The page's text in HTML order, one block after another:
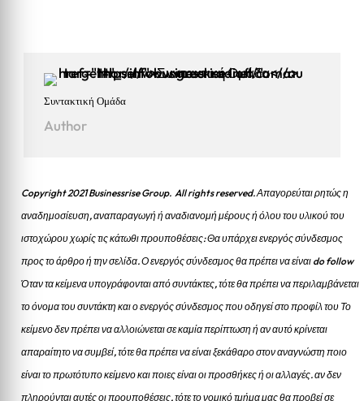
Συντακτική Ομάδα
Author
Copyright 2021 Businessrise Group. All rights reserved. Απαγορεύται ρητώς η
αναδημοσίευση, αναπαραγωγή ή αναδιανομή μέρους ή όλου του υλικού του
ιστοχώρου χωρίς τις κάτωθι προυποθέσεις: Θα υπάρχει ενεργός σύνδεσμος
προς το άρθρο ή την σελίδα.Ο ενεργός σύνδεσμος θα πρέπει να είναι do follow
Όταν τα κείμενα υπογράφονται από συντάκτες, τότε θα πρέπει να περιλαμβάνεται
το όνομα του συντάκτη και ο ενεργός σύνδεσμος που οδηγεί στο προφίλ του Το
κείμενο δεν πρέπει να αλλοιώνεται σε καμία περίπτωση ή αν αυτό κρίνεται
απαραίτητο να συμβεί, τότε θα πρέπει να είναι ξεκάθαρο στον αναγνώστη ποιο
είναι το πρωτότυπο κείμενο και ποιες είναι οι προσθήκες ή οι αλλαγές. αν δεν
πληρούνται αυτές οι προυποθέσεις, τότε το νομικό τμήμα μας θα προβεί σε